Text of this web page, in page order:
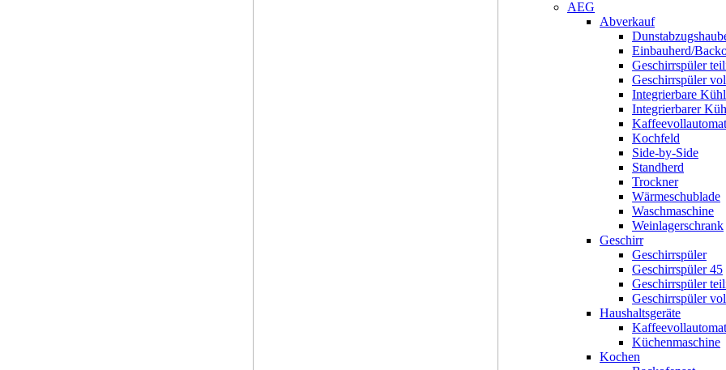
AEG
Abverkauf
Einbauherd/
Geschirrspüler
Geschirrspüler
Integrierbare
Integrierbarer
Kochfeld
Side-by-Side
Standherd
Trockner
Wärmeschublade
Waschmaschine
Weinlagerschrank
Geschirr
Geschirrspüler
Geschirrspüler 45
Geschirrspüler
Geschirrspüler
Haushaltsgeräte
Küchenmaschine
Kochen